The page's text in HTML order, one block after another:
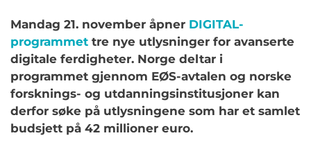
Mandag 21. november åpner DIGITAL-
programmet tre nye utlysninger for avanserte
digitale ferdigheter. Norge deltar i
programmet gjennom EØS-avtalen og norske
forsknings- og utdanningsinstitusjoner kan
derfor søke på utlysningene som har et samlet
budsjett på 42 millioner euro.